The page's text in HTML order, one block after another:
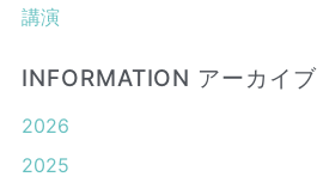
講演
INFORMATION アーカイブ
2026
2025